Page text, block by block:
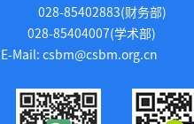
028-85402883(财务部)
028-85404007(学术部)
E-Mail: csbm@csbm.org.cn